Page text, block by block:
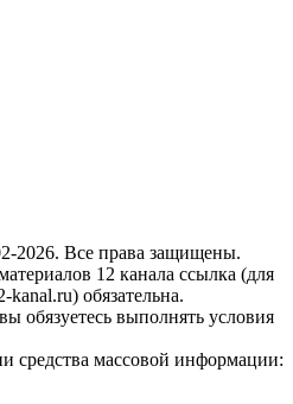
2026. Все права защищены.
12 канала ссылка (для
обязательна.
обязуетесь выполнять условия
средства массовой информации: